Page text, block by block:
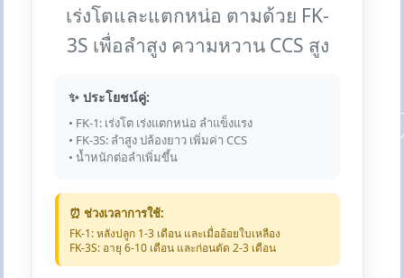
เร่งโตและแตกหน่อ ตามด้วย FK-
3S เพื่อลำสูง ความหวาน CCS สูง
✨ ประโยชน์คู่:
• FK-1: เร่งโต เร่งแตกหน่อ ลำแข็งแรง
• FK-3S: ลำสูง ปล้องยาว เพิ่มค่า CCS
• น้ำหนักต่อลำเพิ่มขึ้น
⏰ ช่วงเวลาการใช้:
FK-1: หลังปลูก 1-3 เดือน และเมื่ออ้อยใบเหลือง
FK-3S: อายุ 6-10 เดือน และก่อนตัด 2-3 เดือน